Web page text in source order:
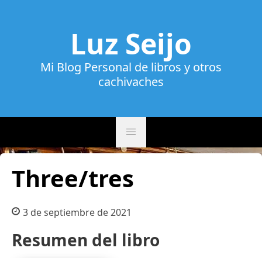
Luz Seijo
Mi Blog Personal de libros y otros
cachivaches
Three/tres
3 de septiembre de 2021
Resumen del libro